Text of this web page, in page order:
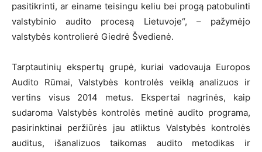
pasitikrinti, ar einame teisingu keliu bei progą patobulinti
valstybinio audito procesą Lietuvoje“, – pažymėjo
valstybės kontrolierė Giedrė Švedienė.
Tarptautinių ekspertų grupė, kuriai vadovauja Europos
Audito Rūmai, Valstybės kontrolės veiklą analizuos ir
vertins visus 2014 metus. Ekspertai nagrinės, kaip
sudaroma Valstybės kontrolės metinė audito programa,
pasirinktinai peržiūrės jau atliktus Valstybės kontrolės
auditus, išanalizuos taikomas audito metodikas ir